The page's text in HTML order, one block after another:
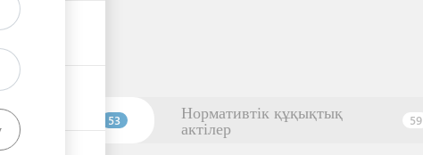
53 Нормативтік құқықтық
актілер 59